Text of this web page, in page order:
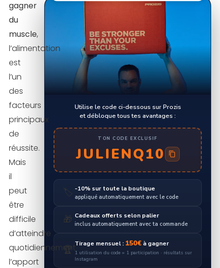
Utilise le code ci-dessous sur Prozis
et débloque tous tes avantages :
TON CODE EXCLUSIF
JULIENQ10
🏷️ -10% sur toute la boutique
appliqué automatiquement avec le code
🎁 Cadeaux offerts selon palier
inclus automatiquement avec ta commande
🏆
Tirage mensuel : 150€ à gagner
1 utilisation du code = 1 participation · résultats sur
Instagram
gagner
du
muscle,
l’alimentation
est
l’un
des
facteurs
principaux
de
réussite.
Mais
il
peut
être
difficile
d’atteindre
quotidiennement
l’apport